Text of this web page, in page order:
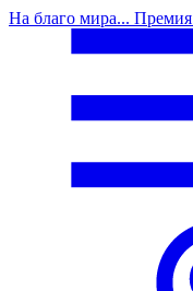
На благо мира... Премия